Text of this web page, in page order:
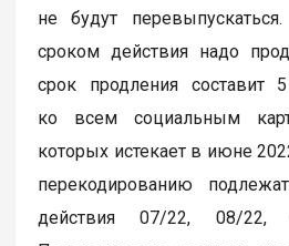
не будут
сроком действия надо
срок продления составит
ко всем социальным
которых истекает в июне
перекодированию
действия 07/22, 08/